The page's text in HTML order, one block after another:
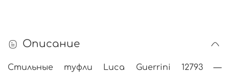
Описание
Стильные туфли Luca Guerrini 12793 —